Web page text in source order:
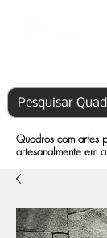
Quadros com artes
artesanalmente em